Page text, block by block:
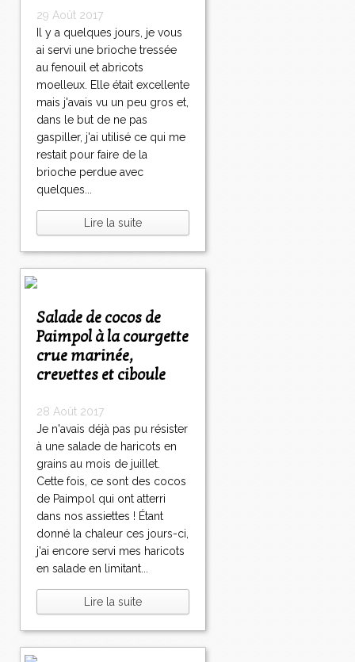
29 Août 2017
Il y a quelques jours, je vous
ai servi une brioche tressée
au fenouil et abricots
moelleux. Elle était excellente
mais j'avais vu un peu gros et,
dans le but de ne pas
gaspiller, j'ai utilisé ce qui me
restait pour faire de la
brioche perdue avec
quelques...
Lire la suite
Salade de cocos de
Paimpol à la courgette
crue marinée,
crevettes et ciboule
28 Août 2017
Je n'avais déjà pas pu résister
à une salade de haricots en
grains au mois de juillet.
Cette fois, ce sont des cocos
de Paimpol qui ont atterri
dans nos assiettes ! Étant
donné la chaleur ces jours-ci,
j'ai encore servi mes haricots
en salade en limitant...
Lire la suite